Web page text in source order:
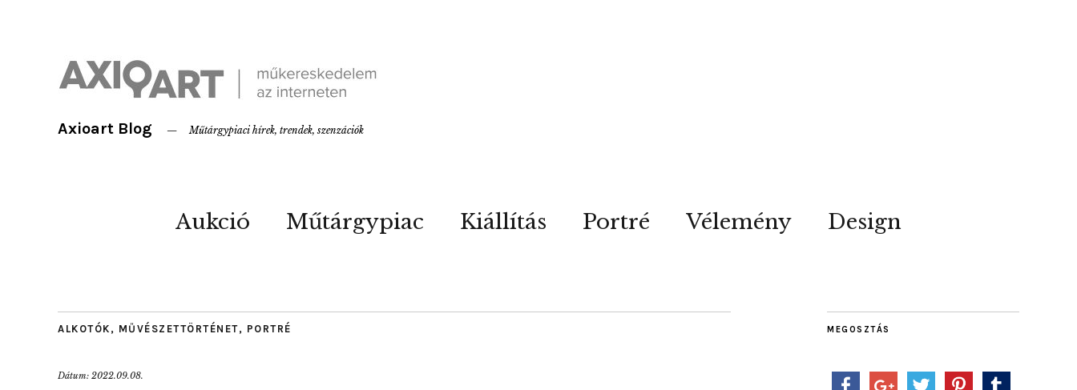
Axioart Blog Műtárgypiaci hírek, trendek, szenzációk
Aukció Műtárgypiac Kiállítás Portré Vélemény Design
ALKOTÓK , MŰVÉSZETTÖRTÉNET, PORTRÉ
Dátum: 2022.09.08.
MEGOSZTÁS